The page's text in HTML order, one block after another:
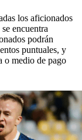
los aficionados
encuentra
podrán
puntuales, y
o medio de pago